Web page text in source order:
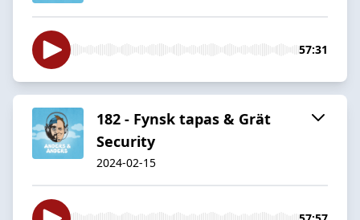
57:31
182 - Fynsk tapas & Grät
Security
2024-02-15